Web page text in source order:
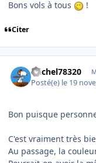
Bons vols à tous
!
Citer
michel78320
Posté(e) le 19
Bon puisque
C'est vraiment très
Au passage, la